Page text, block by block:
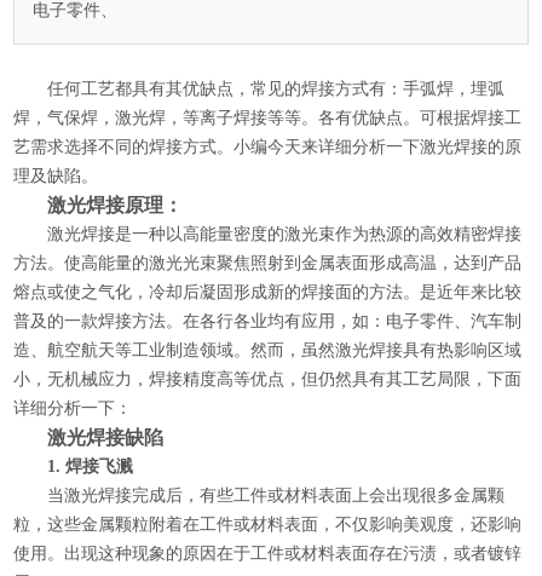
电子零件、
任何工艺都具有其优缺点，常见的焊接方式有：手弧焊，埋弧
焊，气保焊，激光焊，等离子焊接等等。各有优缺点。可根据焊接工
艺需求选择不同的焊接方式。小编今天来详细分析一下激光焊接的原
理及缺陷。
激光焊接原理：
激光焊接是一种以高能量密度的激光束作为热源的高效精密焊接
方法。使高能量的激光光束聚焦照射到金属表面形成高温，达到产品
熔点或使之气化，冷却后凝固形成新的焊接面的方法。是近年来比较
普及的一款焊接方法。在各行各业均有应用，如：电子零件、汽车制
造、航空航天等工业制造领域。然而，虽然激光焊接具有热影响区域
小，无机械应力，焊接精度高等优点，但仍然具有其工艺局限，下面
详细分析一下：
激光焊接缺陷
1. 焊接飞溅
当激光焊接完成后，有些工件或材料表面上会出现很多金属颗
粒，这些金属颗粒附着在工件或材料表面，不仅影响美观度，还影响
使用。出现这种现象的原因在于工件或材料表面存在污渍，或者镀锌